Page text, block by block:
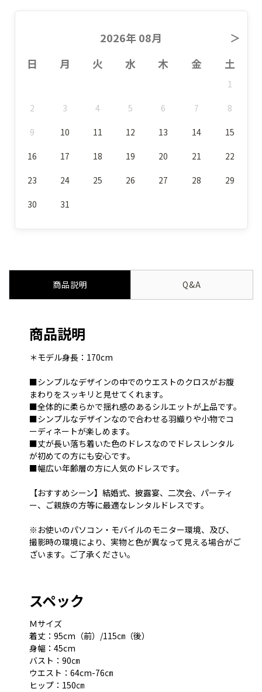
2026年 08月
＞
日
月 火 水 木 金 土
1
2 3 4 5 6 7 8
9 10 11 12 13 14 15
16 17 18 19 20 21 22
23 24 25 26 27 28 29
30 31
商品説明 Q&A
商品説明
＊モデル身長：170cm
■シンプルなデザインの中でのウエストのクロスがお腹
まわりをスッキリと見せてくれます。
■全体的に柔らかで揺れ感のあるシルエットが上品です。
■シンプルなデザインなので合わせる羽織りや小物でコ
ーディネートが楽しめます。
■丈が長い落ち着いた色のドレスなのでドレスレンタル
が初めての方にも安心です。
■幅広い年齢層の方に人気のドレスです。
【おすすめシーン】結婚式、披露宴、二次会、パーティ
ー、ご親族の方等に最適なレンタルドレスです。
※お使いのパソコン・モバイルのモニター環境、及び、
撮影時の環境により、実物と色が異なって見える場合がご
ざいます。ご了承ください。
スペック
Ｍサイズ
着丈：95cm（前）/115㎝（後）
身幅：45cm
バスト：90㎝
ウエスト：64cm-76㎝
ヒップ：150㎝